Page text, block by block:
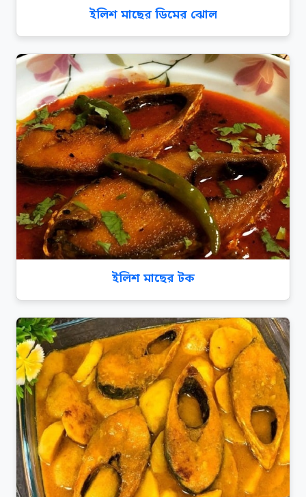
ইলিশ মাছের ডিমের ঝোল
ইলিশ মাছের টক